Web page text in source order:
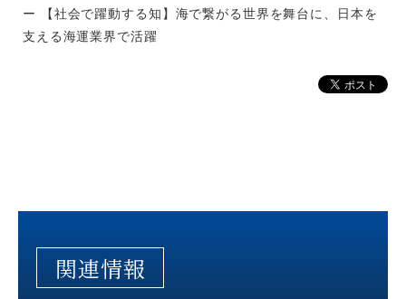
【社会で躍動する知】海で繋がる世界を舞台に、日本を
支える海運業界で活躍
関連情報